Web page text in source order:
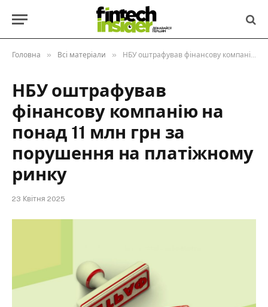
Головна » Всі матеріали » НБУ оштрафував фінансову компанію на понад 11 млн грн за порушення на платіжному ринку
НБУ оштрафував
фінансову компанію на
понад 11 млн грн за
порушення на платіжному
ринку
23 Квітня 2025